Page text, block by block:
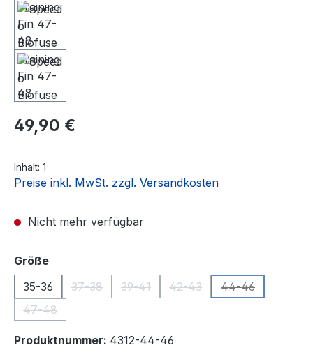
Regulärer Preis:
49,90 €
Inhalt: 1
Preise inkl. MwSt. zzgl. Versandkosten
Nicht mehr verfügbar
Größeauswählen
35-36
37-38
(Diese Option ist zurzeit nicht verfügbar.)
39-41
(Diese Option ist zurzeit nicht
42-43
(Diese Option ist zurzeit
44-46
(Diese Option
47-48
(Diese Option ist zurzeit nicht verfügbar.)
Produktnummer: 4312-44-46